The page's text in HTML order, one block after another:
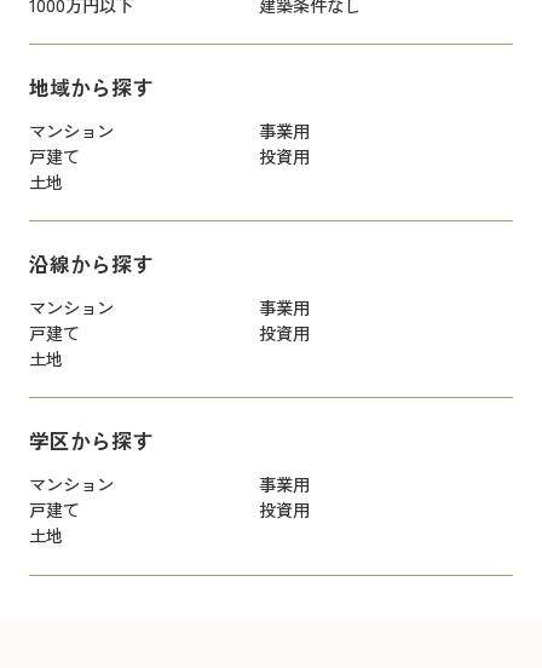
地域から探す
マンション
事業用
戸建て
投資用
土地
沿線から探す
マンション
事業用
戸建て
投資用
土地
学区から探す
マンション
事業用
戸建て
投資用
土地